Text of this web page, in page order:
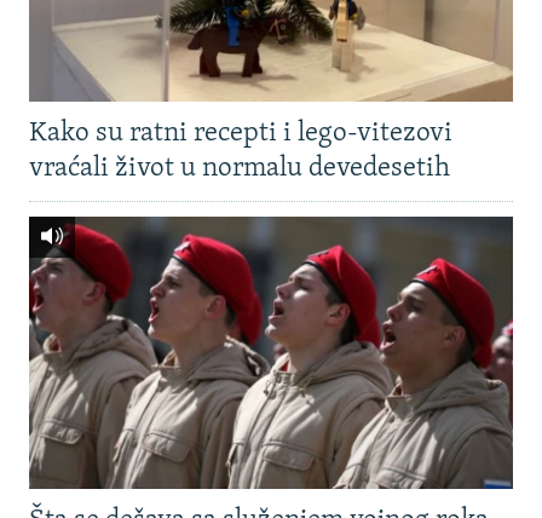
Kako su ratni recepti i lego-vitezovi
vraćali život u normalu devedesetih